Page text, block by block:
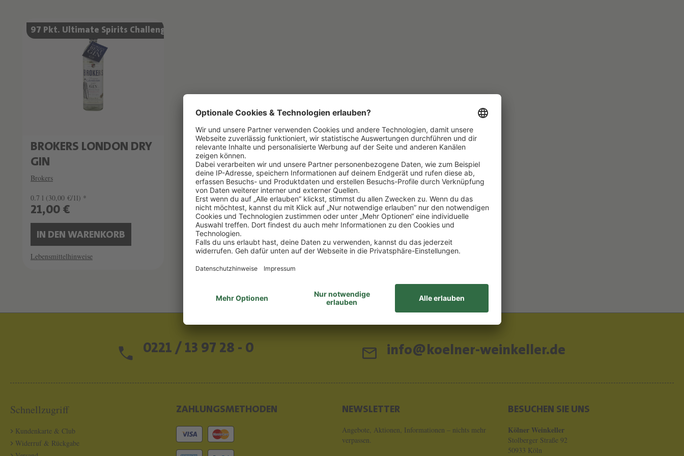
97 Pkt. Ultimate Spirits Challenge
BROKERS LONDON DRY
GIN
Brokers
0.7 l (30,00 €/1l) *
21,00 €
IN DEN WARENKORB
Lebensmittelhinweise
0221 / 13 97 28 - 0 info@koelner-weinkeller.de
Schnellzugriff
Kundenkarte & Club
Widerruf & Rückgabe
ZAHLUNGSMETHODEN NEWSLETTER
Angebote, Aktionen, Informationen – nichts mehr
verpassen.
BESUCHEN SIE UNS
Kölner Weinkeller
Stolberger Straße 92
50933 Köln